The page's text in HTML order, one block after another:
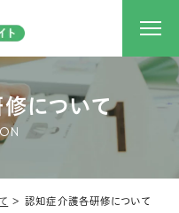
について
＞ 認知症介護各研修について